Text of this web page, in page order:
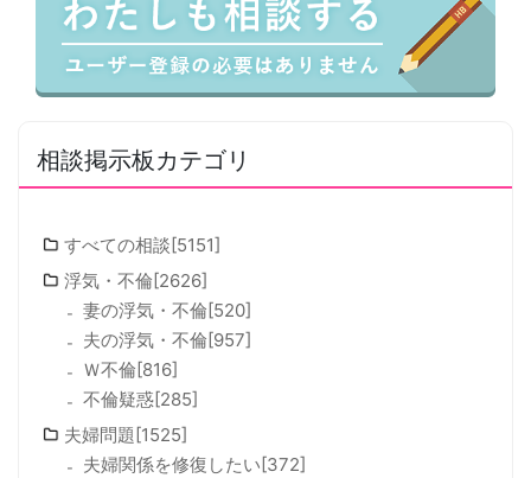
相談掲示板カテゴリ
すべての相談[5151]
浮気・不倫[2626]
妻の浮気・不倫[520]
夫の浮気・不倫[957]
Ｗ不倫[816]
不倫疑惑[285]
夫婦問題[1525]
夫婦関係を修復したい[372]